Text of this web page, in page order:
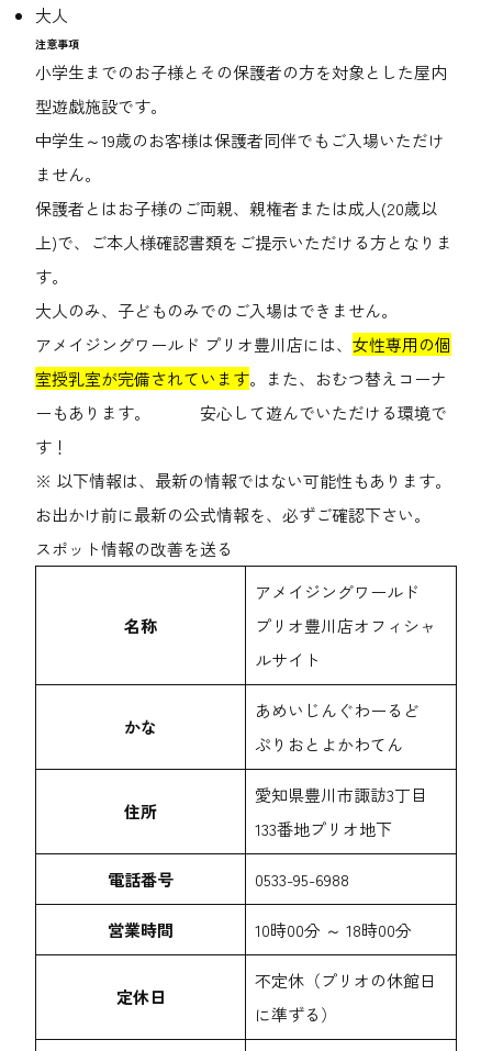
大人
注意事項
小学生までのお子様とその保護者の方を対象とした屋内
型遊戯施設です。
中学生～19歳のお客様は保護者同伴でもご入場いただけ
ません。
保護者とはお子様のご両親、親権者または成人(20歳以
上)で、ご本人様確認書類をご提示いただける方となりま
す。
大人のみ、子どものみでのご入場はできません。
アメイジングワールド プリオ豊川店には、 女性専用の個
室授乳室が完備されています。また、おむつ替えコーナ
ーもあります。 安心して遊んでいただける環境で
す！
※ 以下情報は、最新の情報ではない可能性もあります。
お出かけ前に最新の公式情報を、必ずご確認下さい。
スポット情報の改善を送る
名称
アメイジングワールド
プリオ豊川店オフィシャ
ルサイト
かな
あめいじんぐわーるど
ぷりおとよかわてん
住所
愛知県豊川市諏訪3丁目
133番地プリオ地下
電話番号 0533-95-6988
営業時間 10時00分 ～ 18時00分
定休日
不定休（プリオの休館日
に準ずる）